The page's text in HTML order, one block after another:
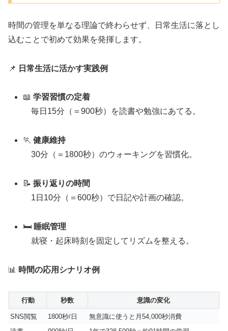
時間の管理を単なる理論で終わらせず、日常生活に落とし
込むことで初めて効果を発揮します。
📌 日常生活に活かす実践例
📖学習習慣の定着
毎日15分（＝900秒）を読書や勉強にあてる。
🏃健康維持
30分（＝1800秒）のウォーキングを習慣化。
📝振り返りの時間
1日10分（＝600秒）で日記や計画の確認。
🛏️ 睡眠管理
就寝・起床時刻を固定してリズムを整える。
📊 時間の応用シナリオ例
行動 秒数 意識の変化
SNS閲覧 1800秒/日
無意識に使うと月54,000秒消費